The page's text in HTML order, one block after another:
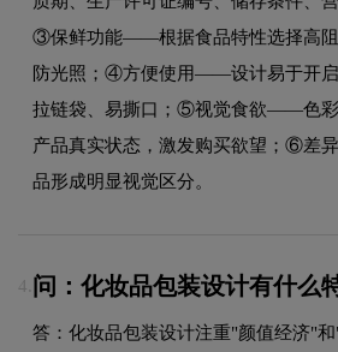
③保鲜功能——根据食品特性选择高阻
防光照；④方便使用——设计易于开启
拉链袋、易撕口；⑤视觉食欲——色彩
产品真实状态，激发购买欲望；⑥差
品形成明显视觉区分。
4. 问：化妆品包装设计有什么
答：化妆品包装设计注重"颜值经济"